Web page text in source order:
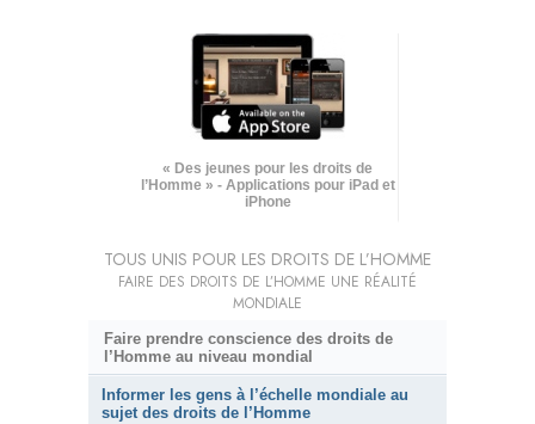
« Des jeunes pour les droits de
l’Homme » - Applications pour iPad et
iPhone
TOUS UNIS POUR LES DROITS DE L’HOMME
FAIRE DES DROITS DE L’HOMME UNE RÉALITÉ
MONDIALE
Faire prendre conscience des droits de
l’Homme au niveau mondial
Informer les gens à l’échelle mondiale au
sujet des droits de l’Homme